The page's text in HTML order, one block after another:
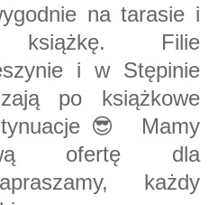
na tarasie i
książkę. Filie
i w Stępinie
po książkowe
Mamy
ofertę dla
każdy